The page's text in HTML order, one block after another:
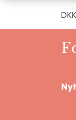
DKK